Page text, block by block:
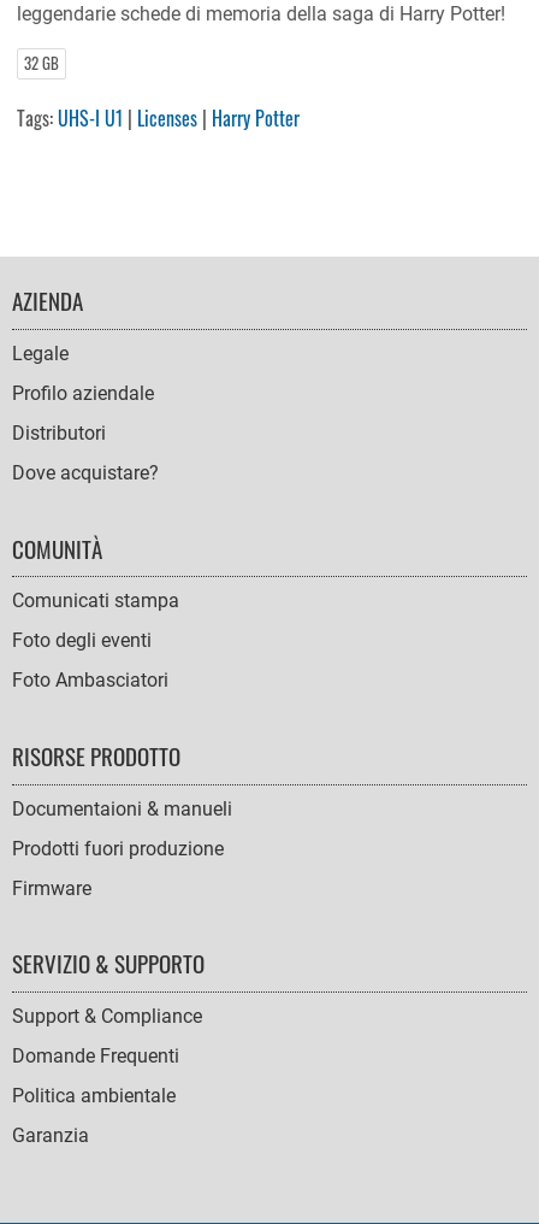
leggendarie schede di memoria della saga di Harry Potter!
32 GB
Tags:UHS-I U1 | Licenses | Harry Potter
FOOTER
NAVIGATION
AZIENDA
Legale
Profilo aziendale
Distributori
Dove acquistare?
COMUNITÀ
Comunicati stampa
Foto degli eventi
Foto Ambasciatori
RISORSE PRODOTTO
Documentaioni & manueli
Prodotti fuori produzione
Firmware
SERVIZIO & SUPPORTO
Support & Compliance
Domande Frequenti
Politica ambientale
Garanzia